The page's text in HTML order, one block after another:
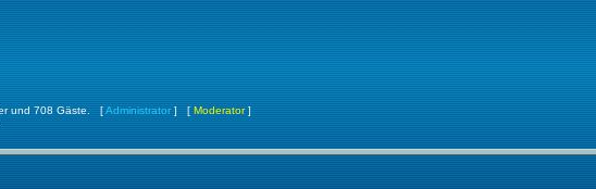
und 708 Gäste. [Administrator] [ Moderator]